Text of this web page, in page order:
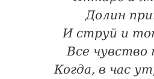
Долин
И струй и
Все
Когда, в час